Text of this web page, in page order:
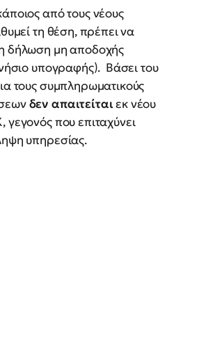
από τους νέους
τη θέση, πρέπει να
δήλωση μη αποδοχής
υπογραφής). Βάσει του
τους συμπληρωματικούς
δεν απαιτείταιεκ νέου
που επιταχύνει
υπηρεσίας.